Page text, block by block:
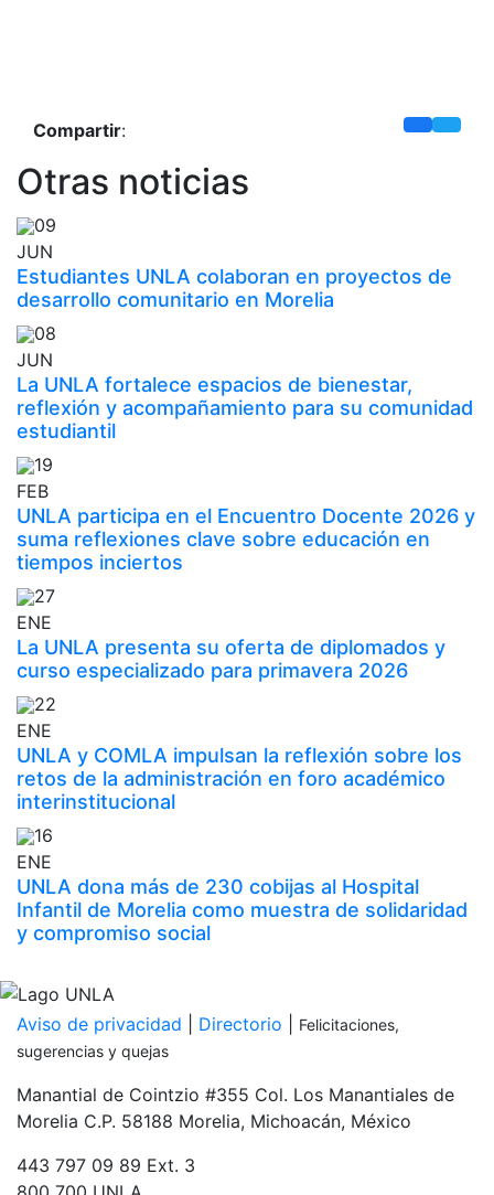
Compartir:
Otras noticias
09
JUN
Estudiantes UNLA colaboran en proyectos de
desarrollo comunitario en Morelia
08
JUN
La UNLA fortalece espacios de bienestar,
reflexión y acompañamiento para su comunidad
estudiantil
19
FEB
UNLA participa en el Encuentro Docente 2026 y
suma reflexiones clave sobre educación en
tiempos inciertos
27
ENE
La UNLA presenta su oferta de diplomados y
curso especializado para primavera 2026
22
ENE
UNLA y COMLA impulsan la reflexión sobre los
retos de la administración en foro académico
interinstitucional
16
ENE
UNLA dona más de 230 cobijas al Hospital
Infantil de Morelia como muestra de solidaridad
y compromiso social
Aviso de privacidad Directorio
Felicitaciones,
sugerencias y quejas
Manantial de Cointzio #355 Col. Los Manantiales de
Morelia C.P. 58188 Morelia, Michoacán, México
443 797 09 89 Ext. 3